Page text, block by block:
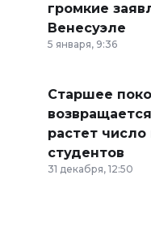
громкие
Венесуэле
5 января, 9:36
Старшее
растет
студентов
31 декабря, 12:50